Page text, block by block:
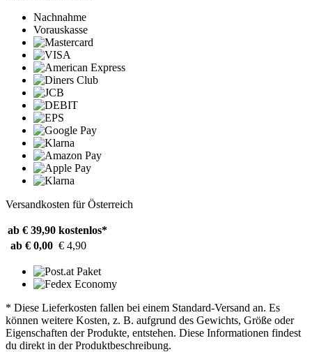
Nachnahme
Vorauskasse
Versandkosten für Österreich
ab € 39,90 kostenlos*
ab € 0,00 € 4,90
* Diese Lieferkosten fallen bei einem Standard-Versand an. Es
können weitere Kosten, z. B. aufgrund des Gewichts, Größe oder
Eigenschaften der Produkte, entstehen. Diese Informationen findest
du direkt in der Produktbeschreibung.